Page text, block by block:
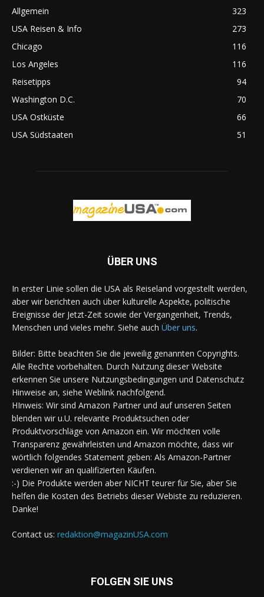
Allgemein
323
USA Reisen & Info
273
Chicago
116
Los Angeles
116
Reisetipps
94
Washington D.C.
70
USA Ostküste
66
USA Südstaaten
51
ÜBER UNS
In erster Linie sollen die USA als Reiseland vorgestellt werden,
aber wir berichten auch über kulturelle Aspekte, politische
Ereignisse der Jetzt-Zeit sowie der Vergangenheit, Trends,
Menschen und vieles mehr. Siehe auch Über uns.
Bilder: Bitte beachten Sie die jeweilig genannten Copyrights.
Alle Rechte vorbehalten. Durch Nutzung dieser Website
erkennen Sie unsere Nutzungsbedingungen und Datenschutz
Hinweise an, siehe Weblink nachfolgend.
HInweis: Wir sind Amazon Partner und auf unseren Seiten
blenden wir u.U. relevante Produktsuchen oder
Produktvorschläge von Amazon ein. Wir möchten volle
Transparenz gewährleisten und Amazon möchte, dass wir
wörtlich folgendes Statement geben: Als Amazon-Partner
verdienen wir an qualifizierten Käufen.
:-) Die Produkte werden aber NICHT teurer für Sie, aber Sie
helfen die Kosten des Betriebs dieser Webiste zu reduzieren.
Danke!
Contact us: redaktion@magazinUSA.com
FOLGEN SIE UNS